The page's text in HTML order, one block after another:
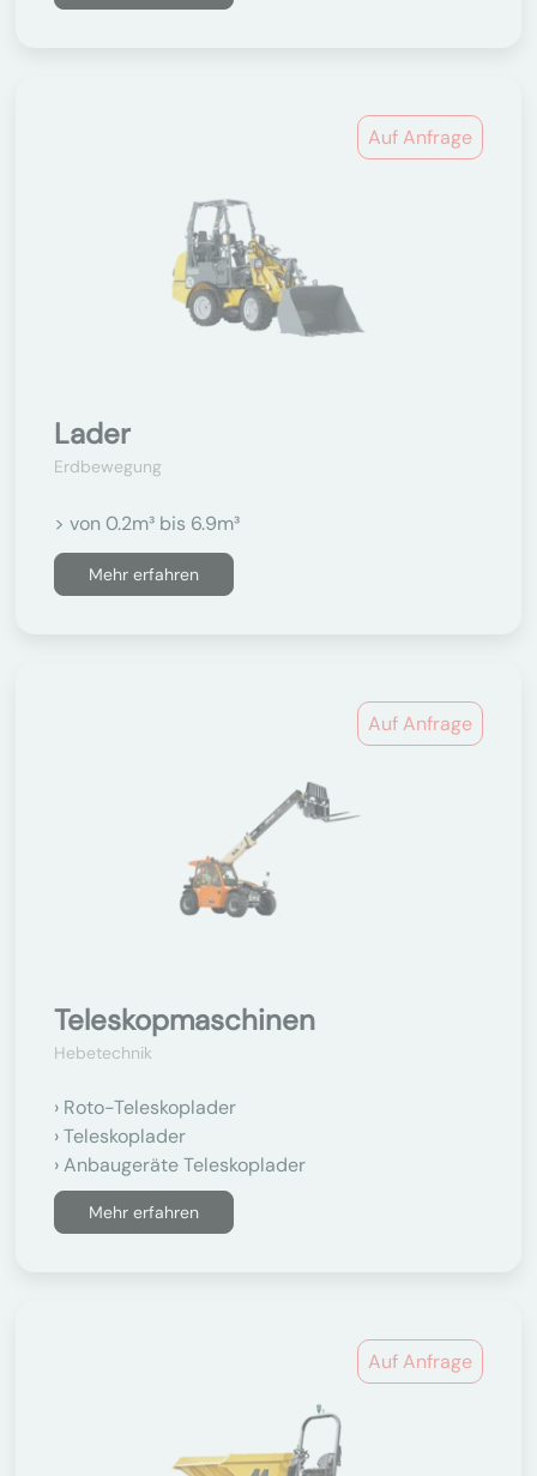
Auf Anfrage
Lader
Erdbewegung
> von 0.2m³ bis 6.9m³
Mehr erfahren
Auf Anfrage
Teleskopmaschinen
Hebetechnik
Roto-Teleskoplader
Teleskoplader
Anbaugeräte Teleskoplader
Mehr erfahren
Auf Anfrage